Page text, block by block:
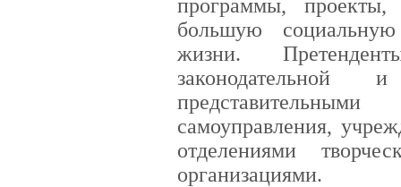
программы,
большую
жизни.
законодательной
самоуправления,
отделениями
организациями.